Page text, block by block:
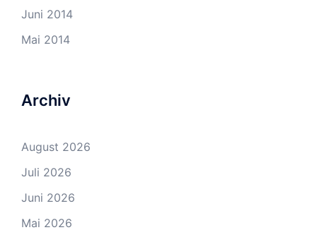
Juni 2014
Mai 2014
Archiv
August 2026
Juli 2026
Juni 2026
Mai 2026